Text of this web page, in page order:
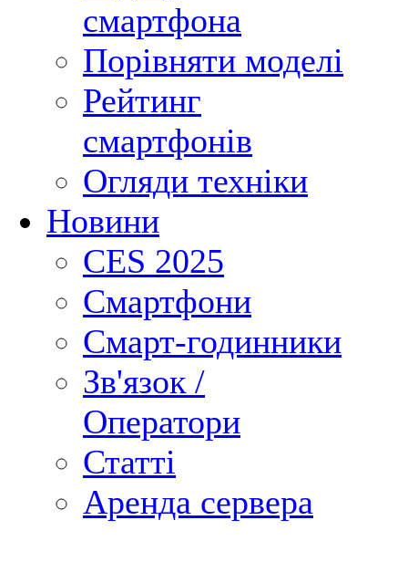
смартфона
Порівняти моделі
Рейтинг
смартфонів
Огляди техніки
Новини
CES 2025
Смартфони
Смарт-годинники
Зв'язок /
Оператори
Статті
Аренда сервера